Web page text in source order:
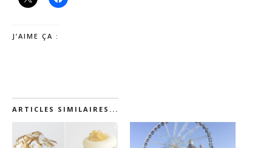
J’AIME ÇA :
ARTICLES SIMILAIRES...